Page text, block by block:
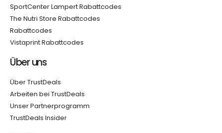
SportCenter Lampert Rabattcodes
The Nutri Store Rabattcodes
Rabattcodes
Vistaprint Rabattcodes
Über uns
Über TrustDeals
Arbeiten bei TrustDeals
Unser Partnerprogramm
TrustDeals Insider